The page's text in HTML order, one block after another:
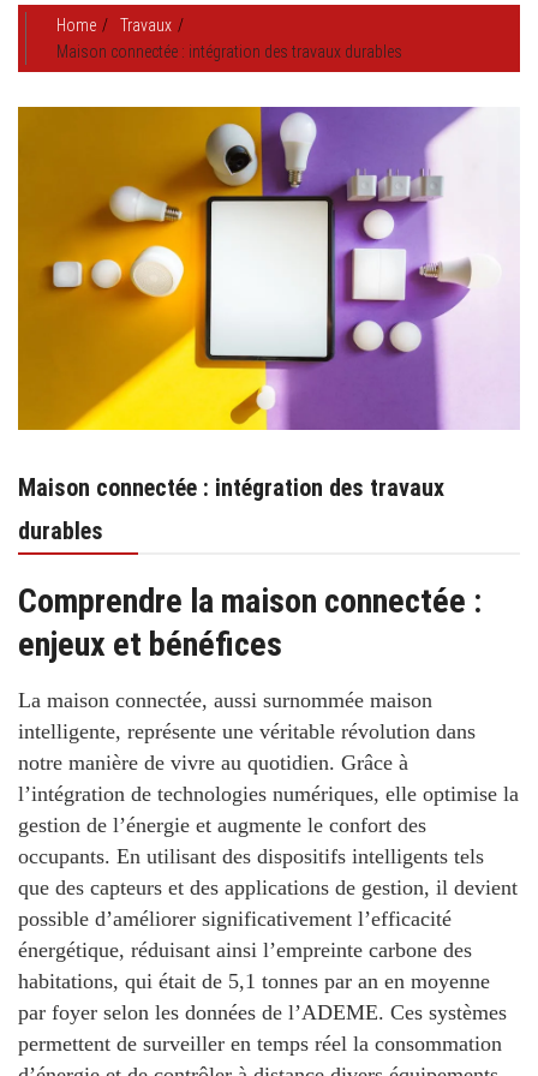
Home
Travaux
Maison connectée : intégration des travaux durables
Maison connectée : intégration des travaux
durables
Comprendre la maison connectée :
enjeux et bénéfices
La maison connectée, aussi surnommée maison
intelligente, représente une véritable révolution dans
notre manière de vivre au quotidien. Grâce à
l’intégration de technologies numériques, elle optimise la
gestion de l’énergie et augmente le confort des
occupants. En utilisant des dispositifs intelligents tels
que des capteurs et des applications de gestion, il devient
possible d’améliorer significativement l’efficacité
énergétique, réduisant ainsi l’empreinte carbone des
habitations, qui était de 5,1 tonnes par an en moyenne
par foyer selon les données de l’ADEME. Ces systèmes
permettent de surveiller en temps réel la consommation